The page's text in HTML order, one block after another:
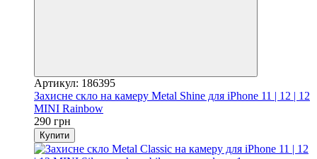
Артикул: 186395
Захисне скло на камеру Metal Shine для iPhone 11 | 12 | 12
MINI Rainbow
290 грн
Купити